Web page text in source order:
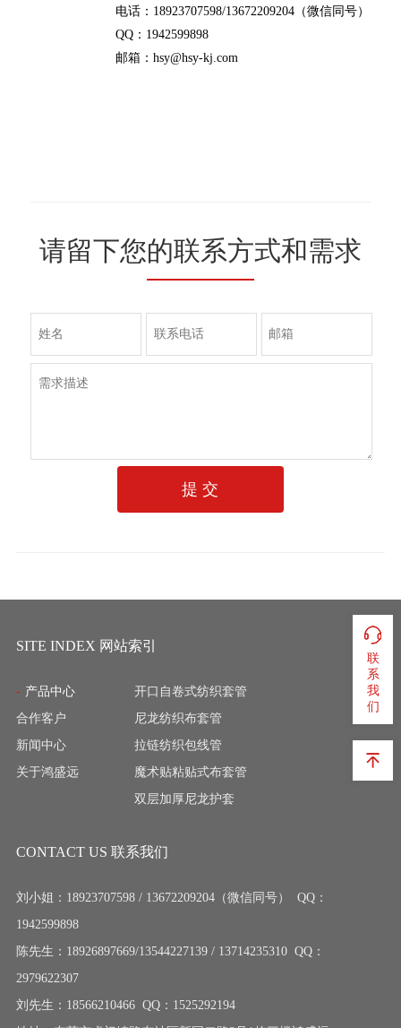
电话：18923707598/13672209204（微信同号）
QQ：1942599898
邮箱：hsy@hsy-kj.com
请留下您的联系方式和需求
提 交
SITE INDEX 网站索引
产品中心
合作客户
新闻中心
关于鸿盛远
开口自卷式纺织套管
尼龙纺织布套管
拉链纺织包线管
魔术贴粘贴式布套管
双层加厚尼龙护套
CONTACT US 联系我们
刘小姐：18923707598 / 13672209204（微信同号） QQ：
1942599898
陈先生：18926897669/13544227139 / 13714235310 QQ：
2979622307
刘先生：18566210466 QQ：1525292194
联
系
我
们